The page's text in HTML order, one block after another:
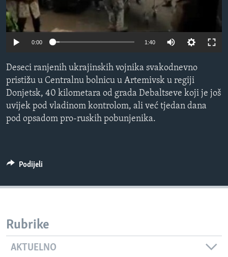
MAGAZIN
O GLASU AMERIKE
PRATITE NAS
0:00 1:40
Deseci ranjenih ukrajinskih vojnika svakodnevno
pristižu u Centralnu bolnicu u Artemivsk u regiji
Donjetsk, 40 kilometara od grada Debaltseve koji je još
uvijek pod vladinom kontrolom, ali već tjedan dana
pod opsadom pro-ruskih pobunjenika.
Podijeli
Rubrike
AKTUELNO